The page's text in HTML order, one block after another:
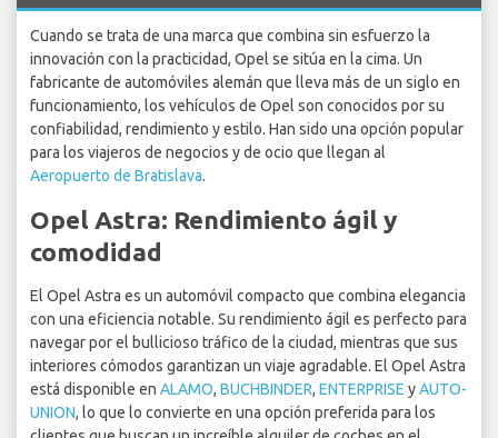
Cuando se trata de una marca que combina sin esfuerzo la
innovación con la practicidad, Opel se sitúa en la cima. Un
fabricante de automóviles alemán que lleva más de un siglo en
funcionamiento, los vehículos de Opel son conocidos por su
confiabilidad, rendimiento y estilo. Han sido una opción popular
para los viajeros de negocios y de ocio que llegan al
Aeropuerto de Bratislava.
Opel Astra: Rendimiento ágil y
comodidad
El Opel Astra es un automóvil compacto que combina elegancia
con una eficiencia notable. Su rendimiento ágil es perfecto para
navegar por el bullicioso tráfico de la ciudad, mientras que sus
interiores cómodos garantizan un viaje agradable. El Opel Astra
está disponible en ALAMO, BUCHBINDER, ENTERPRISE yAUTO-
UNION, lo que lo convierte en una opción preferida para los